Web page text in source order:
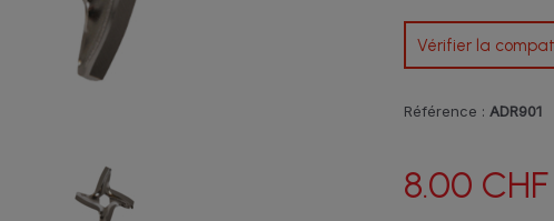
Vérifier la
Référence : ADR901
8.00 CHF